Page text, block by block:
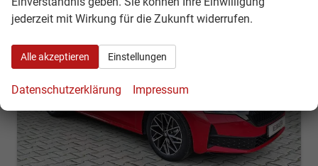
jederzeit mit Wirkung für die Zukunft widerrufen.
Alle akzeptieren Einstellungen
Datenschutzerklärung Impressum